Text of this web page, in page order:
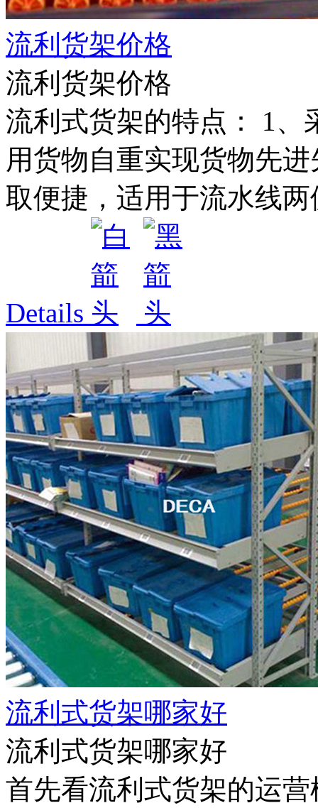
流利货架价格
流利货架价格
流利式货架的特点： 1、
用货物自重实现货物先
取便捷，适用于流水线
Details
流利式货架哪家好
流利式货架哪家好
首先看流利式货架的运